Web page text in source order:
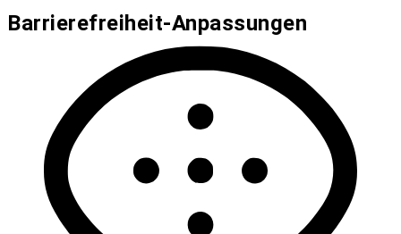
Barrierefreiheit-Anpassungen